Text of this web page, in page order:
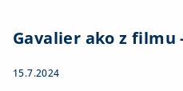
Gavalier ako z filmu
15.7.2024